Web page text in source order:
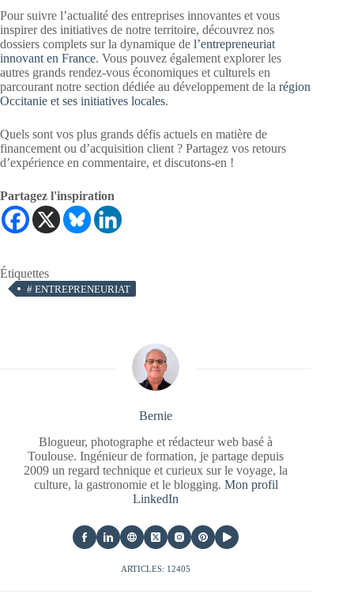
Pour suivre l’actualité des entreprises innovantes et vous
inspirer des initiatives de notre territoire, découvrez nos
dossiers complets sur la dynamique de l’entrepreneuriat
innovant en France. Vous pouvez également explorer les
autres grands rendez-vous économiques et culturels en
parcourant notre section dédiée au développement de la région
Occitanie et ses initiatives locales.
Quels sont vos plus grands défis actuels en matière de
financement ou d’acquisition client ? Partagez vos retours
d’expérience en commentaire, et discutons-en !
Partagez l'inspiration
Étiquettes
# ENTREPRENEURIAT
Bernie
Blogueur, photographe et rédacteur web basé à
Toulouse. Ingénieur de formation, je partage depuis
2009 un regard technique et curieux sur le voyage, la
culture, la gastronomie et le blogging. Mon profil
LinkedIn
ARTICLES: 12405